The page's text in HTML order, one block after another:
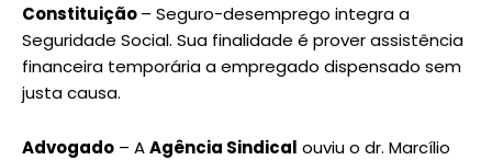
Constituição– Seguro-desemprego integra a
Seguridade Social. Sua finalidade é prover assistência
financeira temporária a empregado dispensado sem
justa causa.
Advogado – AAgência Sindical ouviu o dr. Marcílio